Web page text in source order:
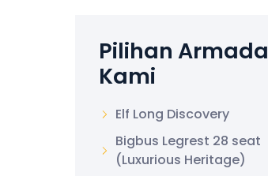
Pilihan Armada
Kami
Elf Long Discovery
Bigbus Legrest 28 seat
(Luxurious Heritage)